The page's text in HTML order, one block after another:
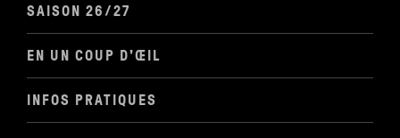
SAISON 26/27
EN UN COUP D'ŒIL
INFOS PRATIQUES